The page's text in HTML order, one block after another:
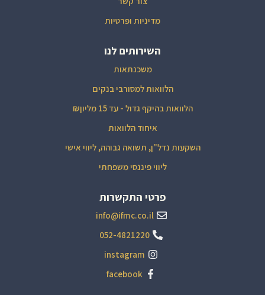
מדיניות ופרטיות
השירותים לנו
משכנתאות
הלוואות למסורבי בנקים
הלוואות בהיקף גדול - עד 15 מליון₪
איחוד הלוואות
השקעות נדל"ן, תשואה גבוהה, ליווי אישי
ליווי פיננסי משפחתי
פרטי התקשרות
info@ifmc.co.il
052-4821220
instagram
facebook